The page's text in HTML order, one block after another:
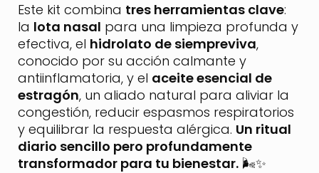
Este kit combina tres herramientas clave:
la lota nasal para una limpieza profunda y
efectiva, el hidrolato de siempreviva,
conocido por su acción calmante y
antiinflamatoria, y el aceite esencial de
estragón, un aliado natural para aliviar la
congestión, reducir espasmos respiratorios
y equilibrar la respuesta alérgica. Un ritual
diario sencillo pero profundamente
transformador para tu bienestar. 🌬️✨